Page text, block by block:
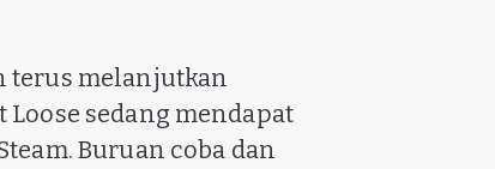
terus melanjutkan
sedang mendapat
Buruan coba dan